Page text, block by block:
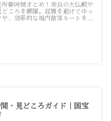
所要時間まとめ！奈良の大仏殿や
ころを網羅。混雑を避けてゆっ
や、効率的な境内散策ルートを紹
・見どころガイド｜国宝